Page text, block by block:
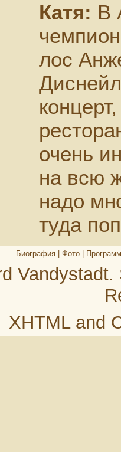
Катя: В
лос
очень
на всю
надо
туда
Биография| Фото|
XHTMLand